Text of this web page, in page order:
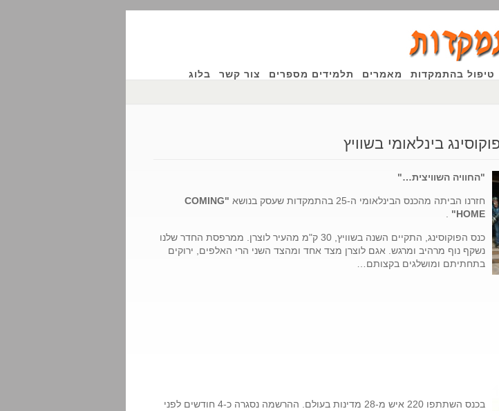
טיפול בהתמקדות מאמרים תלמידים מספרים צור קשר בלוג
בינלאומי בשוויץ
"החוויה השוויצית…"
חזרנו הביתה מהכנס הבינלאומי ה-25 בהתמקדות שעסק בנושא
"COMING
HOME"
כנס הפוקוסינג, התקיים השנה בשוויץ, 30 ק"מ מהעיר לוצרן. ממרפסת החדר שלנו
נשקף נוף מרהיב ומרגש. אגם לוצרן מצד אחד ומהצד השני הרי האלפים, ירוקים
בתחתיתם ומושלגים בקצותם…
בכנס השתתפו 220 איש מ-28 מדינות בעולם. ההרשמה נסגרה כ-4 חודשים לפני